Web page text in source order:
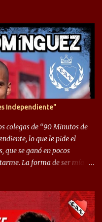
Independiente"
colegas de “90 Minutos de
lo que le pide el
que se ganó en pocos
La forma de ser mía
muy dinámico y me gusta
jugar mía y eso también